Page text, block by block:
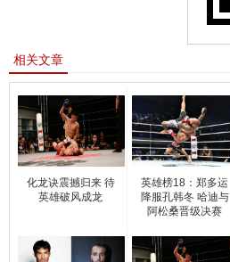
相关文章
化龙诀震撼归来 待
英雄破风成龙
英雄榜18：郑多运
降服孔韩冬 哈迪与
阿松桑晋级决赛